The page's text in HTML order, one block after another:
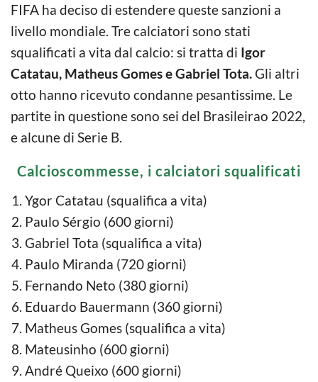
FIFA ha deciso di estendere queste sanzioni a
livello mondiale. Tre calciatori sono stati
squalificati a vita dal calcio: si tratta di Igor
Catatau, Matheus Gomes e Gabriel Tota. Gli altri
otto hanno ricevuto condanne pesantissime. Le
partite in questione sono sei del Brasileirao 2022,
e alcune di Serie B.
Calcioscommesse, i calciatori squalificati
Ygor Catatau (squalifica a vita)
Paulo Sérgio (600 giorni)
Gabriel Tota (squalifica a vita)
Paulo Miranda (720 giorni)
Fernando Neto (380 giorni)
Eduardo Bauermann (360 giorni)
Matheus Gomes (squalifica a vita)
Mateusinho (600 giorni)
André Queixo (600 giorni)